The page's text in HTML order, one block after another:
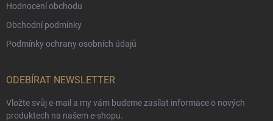
Hodnocení obchodu
Obchodní podmínky
Podmínky ochrany osobních údajů
ODEBÍRAT NEWSLETTER
Vložte svůj e-mail a my vám budeme zasílat informace o nových
produktech na našem e-shopu.